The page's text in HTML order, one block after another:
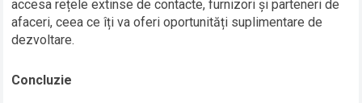
accesa rețele extinse de contacte, furnizori și parteneri de
afaceri, ceea ce îți va oferi oportunități suplimentare de
dezvoltare.
Concluzie